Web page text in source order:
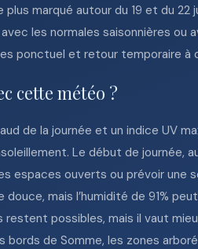
plus marqué autour du 19 et du
les normales saisonnières
ponctuel et retour temporaire
cette météo ?
de la journée et un indice UV
Le début de journée,
espaces ouverts ou prévoir une
mais l’humidité de 91%
possibles, mais il vaut
bords de Somme, les zones